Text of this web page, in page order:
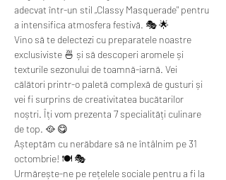
adecvat într-un stil „Classy Masquerade" pentru
a intensifica atmosfera festivă. 🎭 🌟
Vino să te delectezi cu preparatele noastre
exclusiviste 🍜 și să descoperi aromele și
texturile sezonului de toamnă-iarnă. Vei
călători printr-o paletă complexă de gusturi și
vei fi surprins de creativitatea bucătarilor
noștri. Îți vom prezenta 7 specialități culinare
de top. 🥘 😋
Așteptăm cu nerăbdare să ne întâlnim pe 31
octombrie! 🍽️ 🎭
Urmărește-ne pe rețelele sociale pentru a fi la